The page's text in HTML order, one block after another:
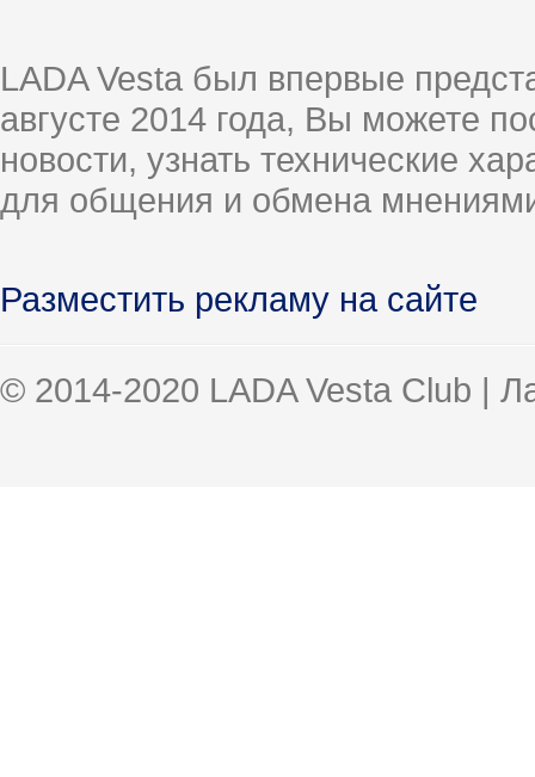
LADA Vesta был впервые
августе 2014 года, Вы можете
новости, узнать технические
для общения и обмена
Разместить рекламу на сайте
© 2014-2020 LADA Vesta Club |